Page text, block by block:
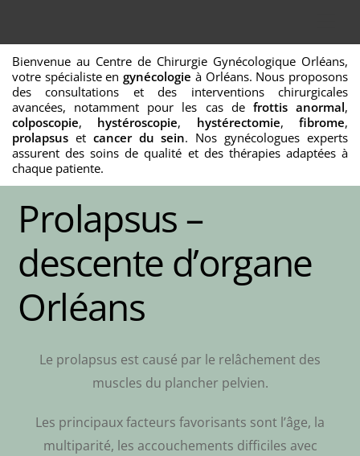
content
Bienvenue au Centre de Chirurgie Gynécologique Orléans,
votre spécialiste engynécologie à Orléans. Nous proposons
des consultations et des interventions chirurgicales
avancées, notamment pour les cas de frottis anormal,
colposcopie, hystéroscopie, hystérectomie,fibrome,
prolapsus et cancer du sein. Nos gynécologues experts
assurent des soins de qualité et des thérapies adaptées à
chaque patiente.
Prolapsus –
descente d’organe
Orléans
Le prolapsus est causé par le relâchement des
muscles du plancher pelvien.
Les principaux facteurs favorisants sont l’âge, la
multiparité, les accouchements difficiles avec